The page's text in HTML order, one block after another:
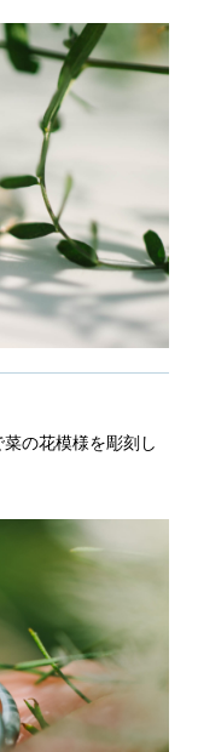
の花模様を彫刻し